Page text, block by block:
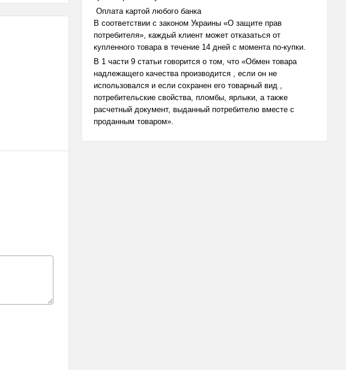
Оплата картой любого банка
В соответствии с законом Украины «О защите прав
потребителя», каждый клиент может отказаться от
купленного товара в течение 14 дней с момента по-купки.
В 1 части 9 статьи говорится о том, что «Обмен товара
надлежащего качества производится , если он не
использовался и если сохранен его товарный вид ,
потребительские свойства, пломбы, ярлыки, а также
расчетный документ, выданный потребителю вместе с
проданным товаром».